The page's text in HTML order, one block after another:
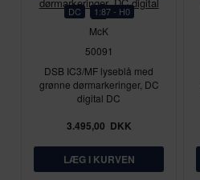
DC 1:87 - H0
McK
50091
DSB IC3/MF lyseblå med
grønne dørmarkeringer, DC
digital DC
3.495,00 DKK